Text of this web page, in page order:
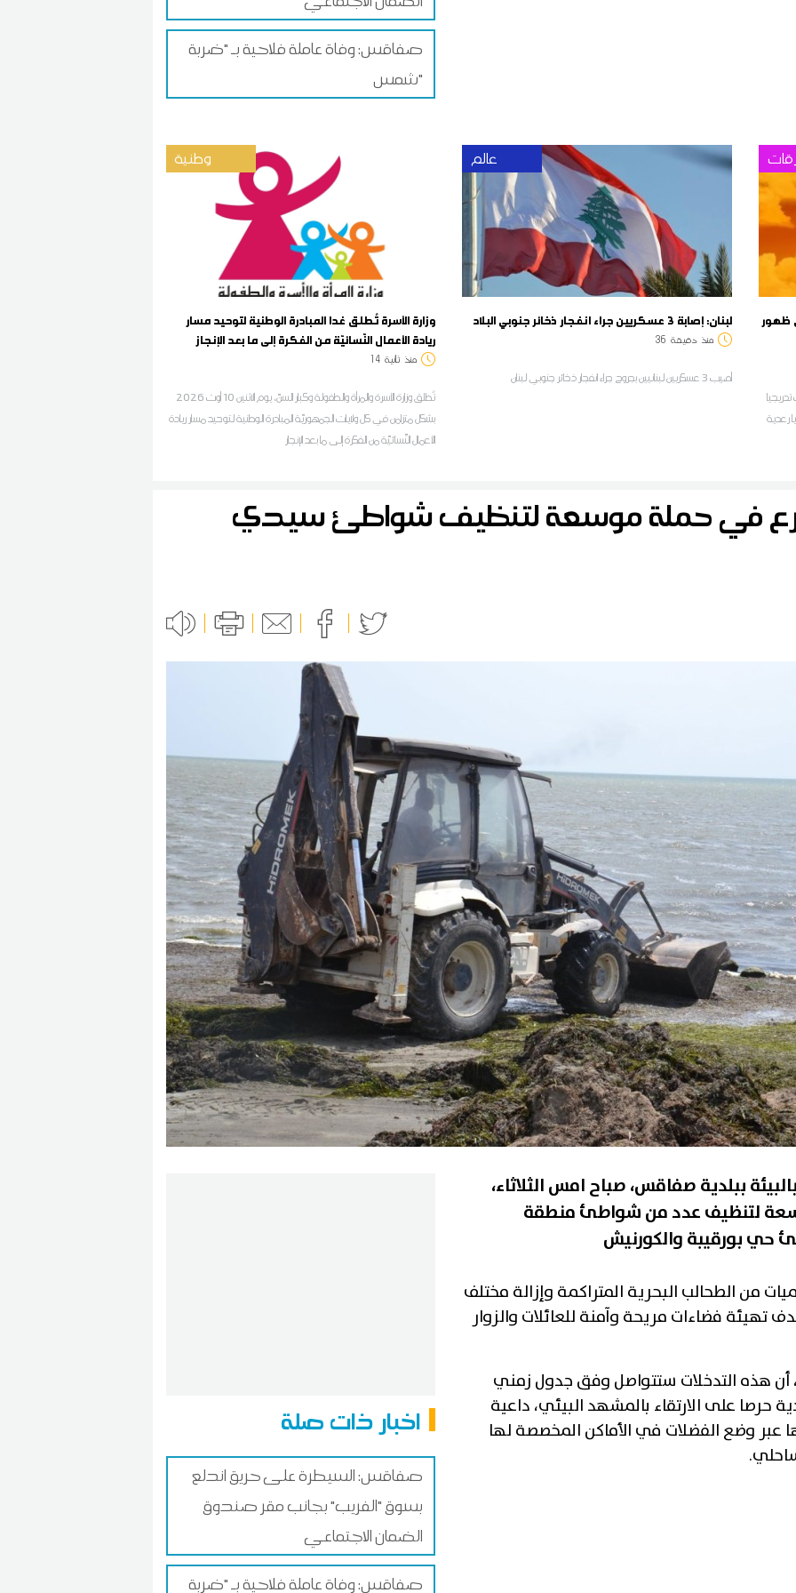
صفاقس: وفاة عاملة فلاحية بـ "ضربة
شمس"
وطنية
وزارة الأسرة تُطلق غدا المبادرة الوطنية لتوحيد مسار
ريادة الأعمال النّسائيّة من الفكرة إلى ما بعد الإنجاز
منذ ثانية 14
تُطلق وزارة الأسرة والمرأة والطفولة وكبار السنّ، يوم الاثنين 10 أوت 2026
بشكل متزامن في كل ولايات الجمهوريّة المبادرة الوطنية لتوحيد مسار ريادة
الأعمال النّسائيّة من الفكرة إلى ما بعد الإنجاز
عالم
لبنان: إصابة 3 عسكريين جراء انفجار ذخائر جنوبي البلاد
منذ دقيقة 36
أصيب 3 عسكريين لبنانيين بجروح جراء انفجار ذخائر جنوبي لبنان
41 درجة مع ظهور
رعدية
في حملة موسعة لتنظيف شواطئ سيدي
اخبار ذات صلة
صفاقس: السيطرة على حريق اندلع
بسوق "الفريب" بجانب مقر صندوق
الضمان الاجتماعي
صفاقس: وفاة عاملة فلاحية بـ "ضربة
ببلدية صفاقس، صباح امس الثلاثاء،
لتنظيف عدد من شواطئ منطقة
من الطحالب البحرية المتراكمة وإزالة مختلف
تهيئة فضاءات مريحة وآمنة للعائلات والزوار
أن هذه التدخلات ستتواصل وفق جدول زمني
على الارتقاء بالمشهد البيئي، داعية
عبر وضع الفضلات في الأماكن المخصصة لها